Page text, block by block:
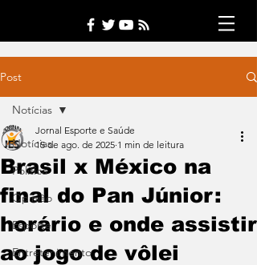
Post
Notícias
Política
Opinião
Esporte
Entretenimento
Notícias
Brasil x México na
final do Pan Júnior:
horário e onde assistir
ao jogo de vôlei
Jornal Esporte e Saúde
15 de ago. de 2025 1 min de leitura